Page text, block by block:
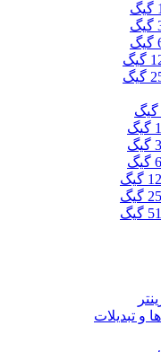
و تبدیلات